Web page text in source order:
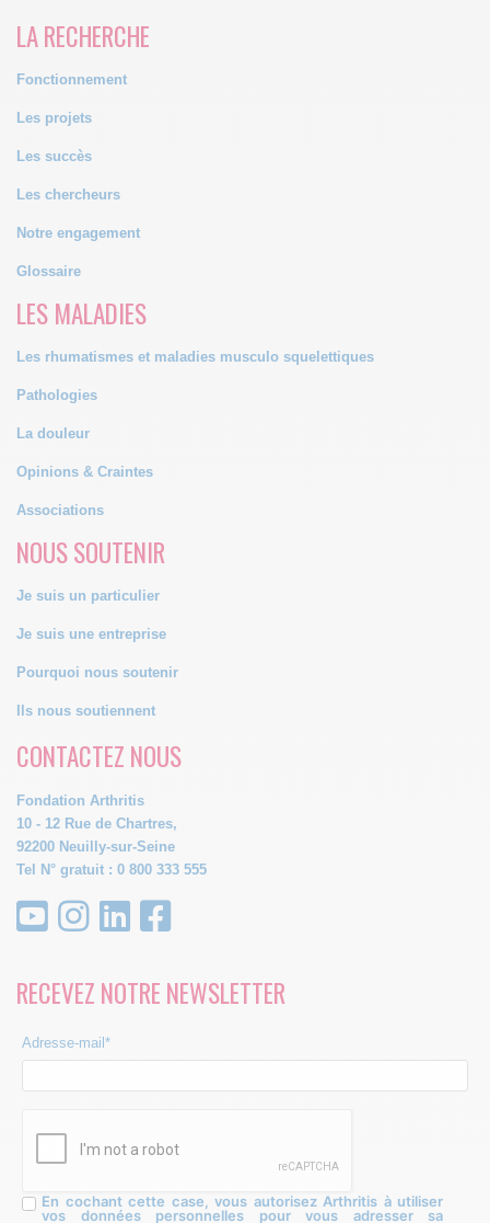
LA RECHERCHE
Fonctionnement
Les projets
Les succès
Les chercheurs
Notre engagement
Glossaire
LES MALADIES
Les rhumatismes et maladies musculo squelettiques
Pathologies
La douleur
Opinions & Craintes
Associations
NOUS SOUTENIR
Je suis un particulier
Je suis une entreprise
Pourquoi nous soutenir
Ils nous soutiennent
CONTACTEZ NOUS
Fondation Arthritis
10 - 12 Rue de Chartres,
92200 Neuilly-sur-Seine
Tel N° gratuit : 0 800 333 555
RECEVEZ NOTRE NEWSLETTER
Adresse-mail*
En cochant cette case, vous autorisez Arthritis à utiliser
vos données personnelles pour vous adresser sa